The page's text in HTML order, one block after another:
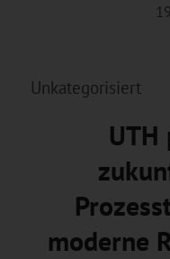
Unkategorisiert
moderne